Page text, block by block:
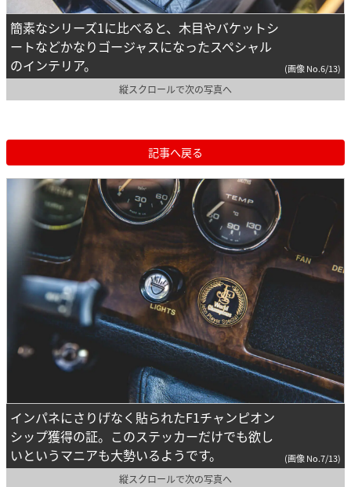
簡素なシリーズ1に比べると、木目やバケットシ
ートなどかなりゴージャスになったスペシャル
のインテリア。
(画像 No.6/13)
縦スクロールで次の写真へ
記事へ戻る
インパネにさりげなく貼られたF1チャンピオン
シップ獲得の証。このステッカーだけでも欲し
いというマニアも大勢いるようです。
(画像 No.7/13)
縦スクロールで次の写真へ